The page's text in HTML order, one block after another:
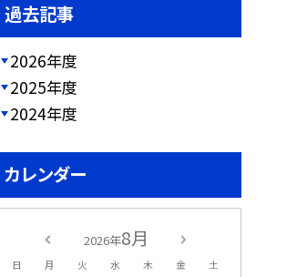
過去記事
2026年度
2025年度
2024年度
カレンダー
2026年8月
日 月 火 水 木 金 土